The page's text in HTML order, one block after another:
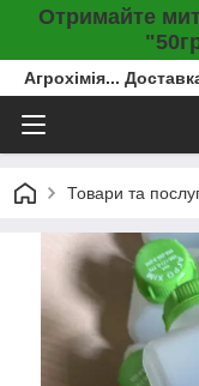
Отримайте
Агрохімія...
Товари та